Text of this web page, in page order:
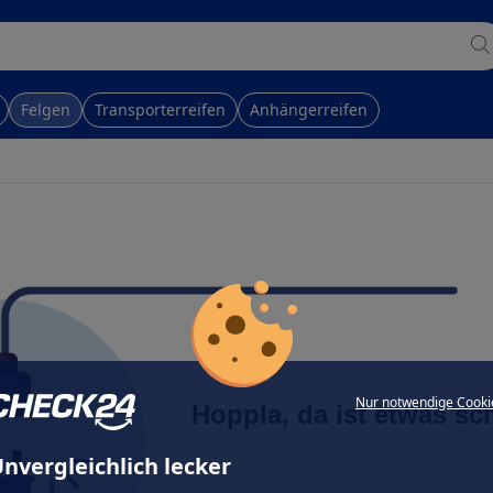
Nur notwendige
lecker
Felgen Transporterreifen Anhängerreifen
Hoppla, da ist etwas